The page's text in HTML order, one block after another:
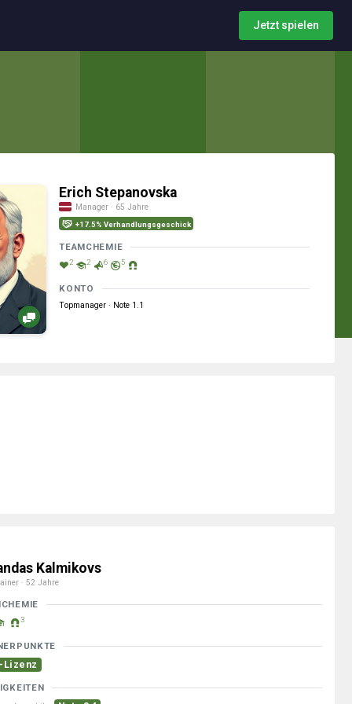
Jetzt spielen
Erich Stepanovska
Manager · 65 Jahre
+17.5% Verhandlungsgeschick
TEAMCHEMIE
2 2 6 5
KONTO
Topmanager · Note 1.1
Kalmikovs
· 52 Jahre
3
Lizenz